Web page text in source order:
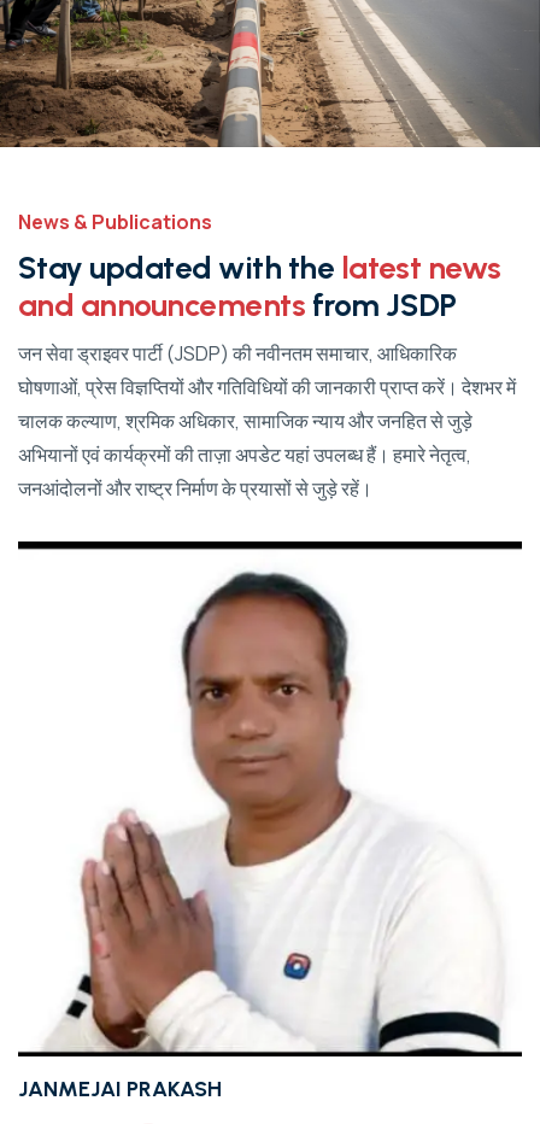
News & Publications
Stay updated with the latest news
and announcements from JSDP
जन सेवा ड्राइवर पार्टी (JSDP) की नवीनतम समाचार, आधिकारिक
घोषणाओं, प्रेस विज्ञप्तियों और गतिविधियों की जानकारी प्राप्त करें। देशभर में
चालक कल्याण, श्रमिक अधिकार, सामाजिक न्याय और जनहित से जुड़े
अभियानों एवं कार्यक्रमों की ताज़ा अपडेट यहां उपलब्ध हैं। हमारे नेतृत्व,
जनआंदोलनों और राष्ट्र निर्माण के प्रयासों से जुड़े रहें।
JANMEJAI PRAKASH